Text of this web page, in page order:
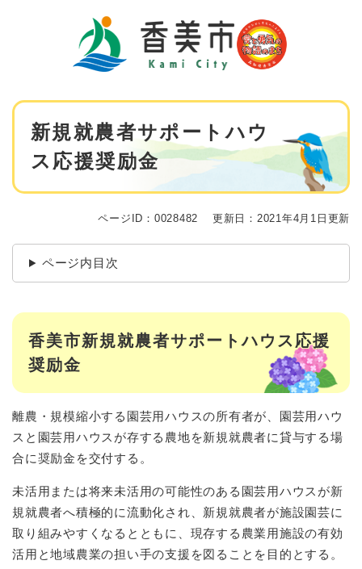
本
新規就農者サポートハウ
ス応援奨励金
ページID：0028482 更新日：2021年4月1日更新
ページ内目次
香美市新規就農者サポートハウス応援
奨励金
離農・規模縮小する園芸用ハウスの所有者が、園芸用ハウ
スと園芸用ハウスが存する農地を新規就農者に貸与する場
合に奨励金を交付する。
未活用または将来未活用の可能性のある園芸用ハウスが新
規就農者へ積極的に流動化され、新規就農者が施設園芸に
取り組みやすくなるとともに、現存する農業用施設の有効
活用と地域農業の担い手の支援を図ることを目的とする。